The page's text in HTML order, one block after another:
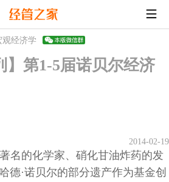
观经济学
】第1-5届诺贝尔经济
2014-02-19
名的化学家、硝化甘油炸药的发
德·诺贝尔的部分遗产作为基金创